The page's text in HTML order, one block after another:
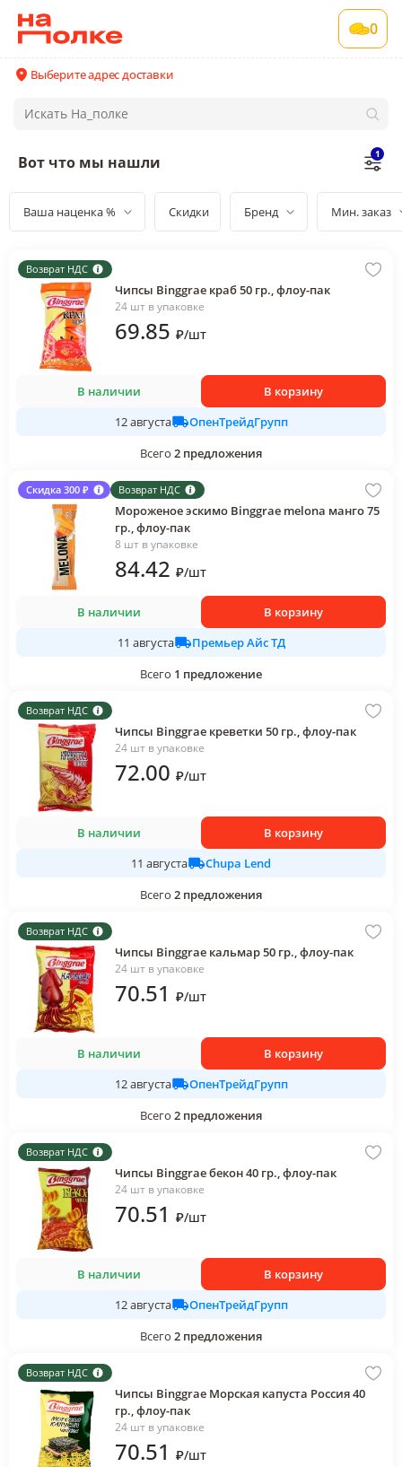
0
Выберите адрес доставки
Вот что мы нашли 1
Ваша наценка % Скидки Бренд Мин. заказ
Возврат НДС
Чипсы Binggrae краб 50 гр., флоу-пак
24 шт в упаковке
69.85 ₽/шт
В наличии
В корзину
12 августа
ОпенТрейдГрупп
Всего 2 предложения
Скидка 300 ₽ Возврат НДС
Мороженое эскимо Binggrae melona манго 75
гр., флоу-пак
8 шт в упаковке
84.42 ₽/шт
В наличии
В корзину
11 августа
Премьер Айс ТД
Всего 1 предложение
Возврат НДС
Чипсы Binggrae креветки 50 гр., флоу-пак
24 шт в упаковке
72.00 ₽/шт
В наличии
В корзину
11 августа
Chupa Lend
Всего 2 предложения
Возврат НДС
Чипсы Binggrae кальмар 50 гр., флоу-пак
24 шт в упаковке
70.51 ₽/шт
В наличии
В корзину
12 августа
ОпенТрейдГрупп
Всего 2 предложения
Возврат НДС
Чипсы Binggrae бекон 40 гр., флоу-пак
24 шт в упаковке
70.51 ₽/шт
В наличии
В корзину
12 августа
ОпенТрейдГрупп
Всего 2 предложения
Возврат НДС
Чипсы Binggrae Морская капуста Россия 40
гр., флоу-пак
24 шт в упаковке
70.51 ₽/шт